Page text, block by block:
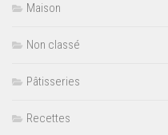
Maison
Non classé
Pâtisseries
Recettes